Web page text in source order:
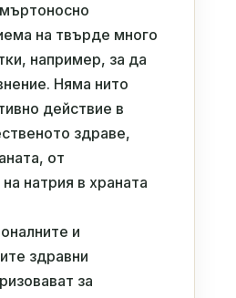
на твърде много
например, за да
Няма нито
действие в
здраве,
от
натрия в храната
и
здравни
за